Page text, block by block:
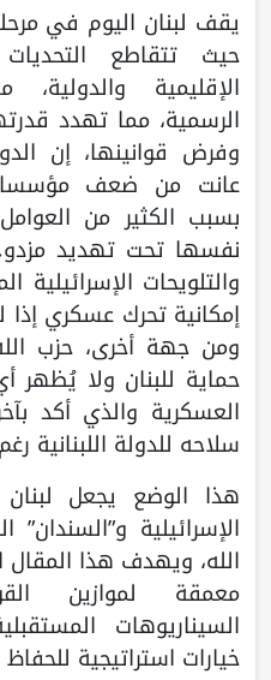
يقف لبنان اليوم في
حيث تتقاطع
الإقليمية
الرسمية، مما تهدد
وفرض قوانينها، إن
عانت من ضعف
بسبب الكثير من
نفسها تحت تهديد
والتلويحات
إمكانية تحرك عسكري إذا
ومن جهة أخرى، حزب
حماية للبنان ولا يُظهر
العسكرية والذي أكد
سلاحه للدولة اللبنانية
هذا الوضع يجعل
الإسرائيلية
الله، ويهدف هذا المقال
معمقة لموازين
السيناريوهات
خيارات استراتيجية